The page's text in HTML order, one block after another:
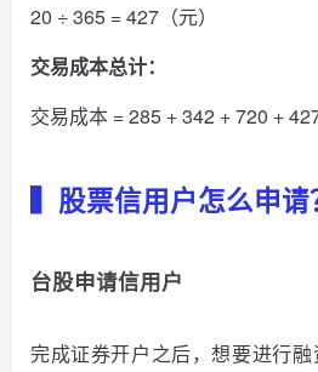
20 ÷ 365 = 427（元）
交易成本总计：
交易成本 = 285 + 342 + 720 +
▍股票信用户怎么申请
台股申请信用户
完成证券开户之后，想要进行